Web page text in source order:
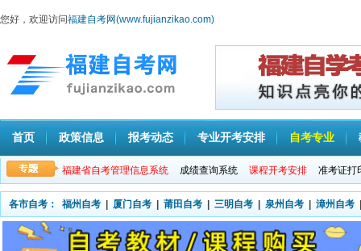
您好，欢迎访问福建自考网(www.fujianzikao.com)
首页 政策信息 报考动态 专业开考安排 自考专业
福建省自考管理信息系统 成绩查询系统 课程开考安排 准考证打
各市自考： 福州自考 厦门自考 莆田自考 三明自考 泉州自考 漳州自考